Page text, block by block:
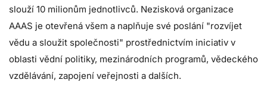
slouží 10 milionům jednotlivců. Nezisková organizace
AAAS je otevřená všem a naplňuje své poslání "rozvíjet
vědu a sloužit společnosti" prostřednictvím iniciativ v
oblasti vědní politiky, mezinárodních programů, vědeckého
vzdělávání, zapojení veřejnosti a dalších.